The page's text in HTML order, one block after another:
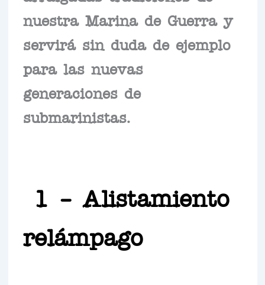
nuestra Marina de Guerra y
servirá sin duda de ejemplo
para las nuevas
generaciones de
submarinistas.
1 – Alistamiento
relámpago